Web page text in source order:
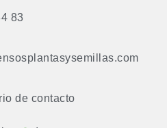
83
de contacto